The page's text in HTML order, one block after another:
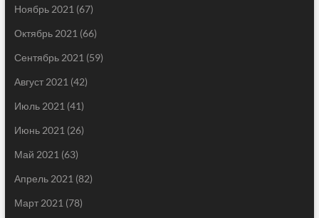
Ноябрь 2021(67)
Октябрь 2021(66)
Сентябрь 2021(59)
Август 2021(42)
Июль 2021(41)
Июнь 2021(26)
Май 2021(63)
Апрель 2021(82)
Март 2021(78)